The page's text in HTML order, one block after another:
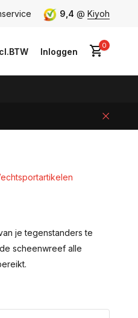
9,4 @ Kiyoh
BTW Inloggen
0
je tegenstanders te
scheenwreef alle